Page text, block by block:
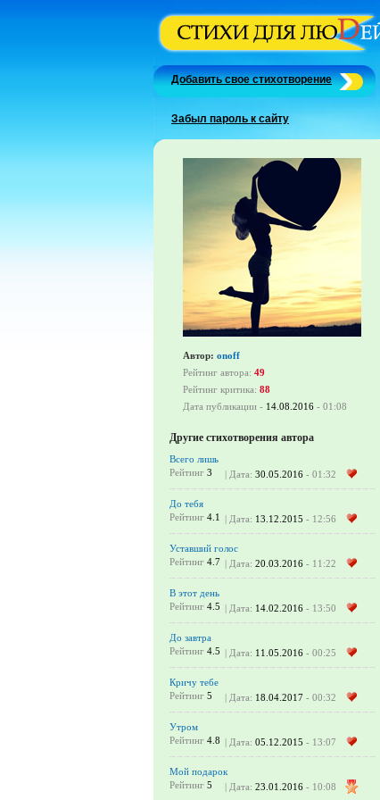
Добавить свое стихотворение
Забыл пароль к сайту
Автор: onoff
Рейтинг автора: 49
Рейтинг критика: 88
Дата публикации - 14.08.2016 - 01:08
Другие стихотворения автора
Всего лишь
Рейтинг 3 | Дата: 30.05.2016 - 01:32
До тебя
Рейтинг 4.1 | Дата: 13.12.2015 - 12:56
Уставший голос
Рейтинг 4.7 | Дата: 20.03.2016 - 11:22
В этот день
Рейтинг 4.5 | Дата: 14.02.2016 - 13:50
До завтра
Рейтинг 4.5 | Дата: 11.05.2016 - 00:25
Кричу тебе
Рейтинг 5 | Дата: 18.04.2017 - 00:32
Утром
Рейтинг 4.8 | Дата: 05.12.2015 - 13:07
Мой подарок
Рейтинг 5 | Дата: 23.01.2016 - 10:08